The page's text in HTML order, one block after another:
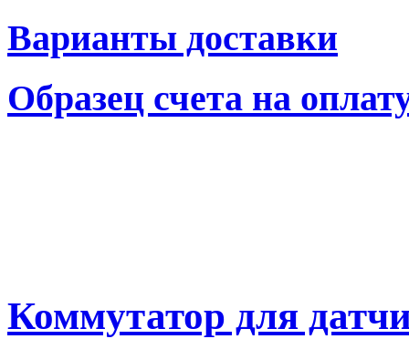
Варианты доставки
Образец счета на
Коммутатор для